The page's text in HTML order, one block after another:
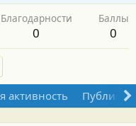
Благодарности
0
Баллы
0
активность